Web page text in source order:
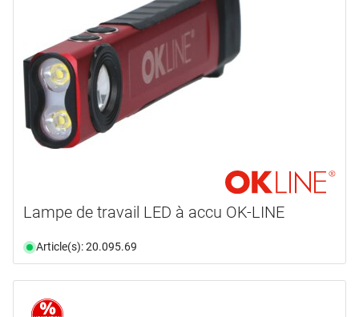
Lampe de travail LED à accu OK-LINE
Article(s): 20.095.69